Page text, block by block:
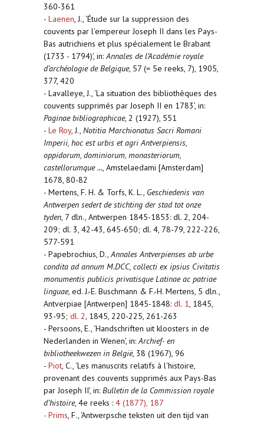
360-361
- Laenen, J., ‘Étude sur la suppression des
couvents par l’empereur Joseph II dans les Pays-
Bas autrichiens et plus spécialement le Brabant
(1733 - 1794)’, in:Annales de l’Académie royale
d’archéologie de Belgique, 57 (= 5e reeks, 7), 1905,
377, 420
- Lavalleye, J., ‘La situation des bibliothèques des
couvents supprimés par Joseph II en 1783’, in:
Paginae bibliographicae, 2 (1927), 551
- Le Roy, J., Notitia Marchionatus Sacri Romani
Imperii, hoc est urbis et agri Antverpiensis,
oppidorum, dominiorum, monasteriorum,
castellorumque ..., Amstelaedami [Amsterdam]
1678, 80-82
- Mertens, F. H. & Torfs, K. L., Geschiedenis van
Antwerpen sedert de stichting der stad tot onze
tyden, 7 dln., Antwerpen 1845-1853: dl. 2, 204-
209; dl. 3, 42-43, 645-650; dl. 4, 78-79, 222-226,
577-591
- Papebrochius, D.,Annales Antverpienses ab urbe
condita ad annum M.DCC, collecti ex ipsius Civitatis
monumentis publicis privatisque Latinae ac patriae
linguae, ed. J.-E. Buschmann & F.-H. Mertens, 5 dln.,
Antverpiae [Antwerpen] 1845-1848: dl. 1, 1845,
93-95; dl. 2, 1845, 220-225, 261-263
- Persoons, E., ‘Handschriften uit kloosters in de
Nederlanden in Wenen’, in:Archief- en
bibliotheekwezen in België, 38 (1967), 96
- Piot, C., ‘Les manuscrits relatifs à l'histoire,
provenant des couvents supprimés aux Pays-Bas
par Joseph II’, in: Bulletin de la Commission royale
d’histoire, 4e reeks : 4 (1877), 187
- Prims, F., ‘Antwerpsche teksten uit den tijd van